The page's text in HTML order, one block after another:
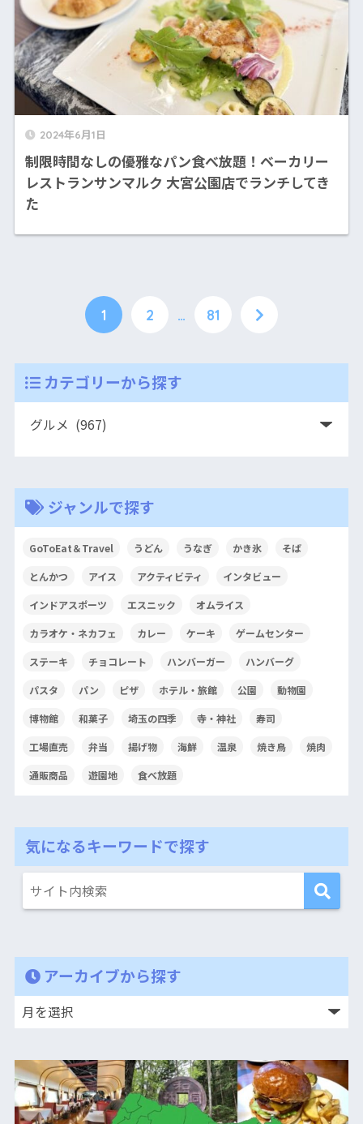
2024年6月1日
制限時間なしの優雅なパン食べ放題！ベーカリー
レストランサンマルク 大宮公園店でランチしてき
た
1 2 … 81
カテゴリーから探す
ジャンルで探す
GoToEat＆Travel うどん うなぎ かき氷 そば
とんかつ アイス アクティビティ インタビュー
インドアスポーツ エスニック オムライス
カラオケ・ネカフェ カレー ケーキ ゲームセンター
ステーキ チョコレート ハンバーガー ハンバーグ
パスタ パン ピザ ホテル・旅館 公園 動物園
博物館 和菓子 埼玉の四季 寺・神社 寿司
工場直売 弁当 揚げ物 海鮮 温泉 焼き鳥 焼肉
通販商品 遊園地 食べ放題
気になるキーワードで探す
アーカイブから探す